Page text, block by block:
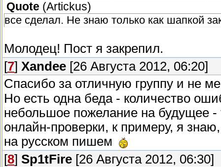
Quote (Artickus)
все сделал. Не знаю только как шапкой
Молодец! Пост я закрепил.
[7] Xandee [26 Августа 2012, 06:20]
Спасибо за отличную группу и не
Но есть одна беда - количество
небольшое пожелание на будущее -
онлайн-проверки, к примеру, я
на русском пишем
[8] Sp1tFire [26 Августа 2012, 06:30]